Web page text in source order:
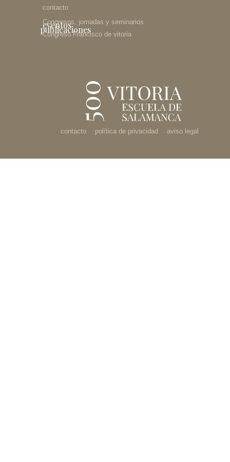
contacto
eventos
Congresos, jornadas y seminarios
Congreso Francisco de vitoria
publicaciones
contacto política de privacidad aviso legal